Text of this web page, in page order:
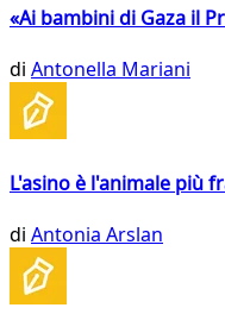
«Ai bambini di Gaza il
di Antonella Mariani
L'asino è l'animale più
di Antonia Arslan